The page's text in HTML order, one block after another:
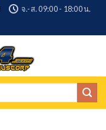
จ.-ส. 09:00 - 18:00 น.